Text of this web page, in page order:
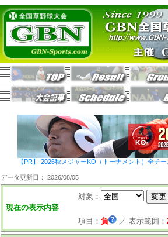
【PR】 2026秋メジャーKO（トーナメント）全チ
データ更新日： 2026/08/05
現在の表示内容
対象：
項目： 負 ／ 表示範囲：